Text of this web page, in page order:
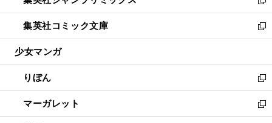
開
く
ウ
で
開
ン
ド
ウ
開
く
ウ
ィ
ン
ウ
で
開
く
新
し
い
ウ
ン
ド
ウ
で
開
集英社コミック文庫
新
し
ウ
ィ
ン
ド
ウ
少女マンガ
りぼん
新
し
い
ウ
マーガレット
新
し